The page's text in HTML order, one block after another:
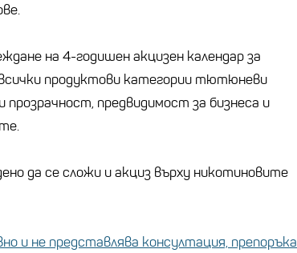
на 4-годишен акцизен календар за
всички продуктови категории тютюневи
прозрачност, предвидимост за бизнеса и
да се сложи и акциз върху никотиновите
и не представлява консултация, препоръка